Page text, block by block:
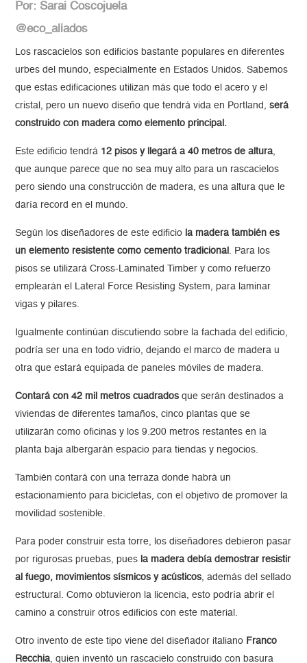
Por: Sarai Coscojuela
@eco_aliados
Los rascacielos son edificios bastante populares en diferentes
urbes del mundo, especialmente en Estados Unidos. Sabemos
que estas edificaciones utilizan más que todo el acero y el
cristal, pero un nuevo diseño que tendrá vida en Portland,será
construido con madera como elemento principal.
Este edificio tendrá 12 pisos y llegará a 40 metros de altura,
que aunque parece que no sea muy alto para un rascacielos
pero siendo una construcción de madera, es una altura que le
daría record en el mundo.
Según los diseñadores de este edificio la madera también es
un elemento resistente como cemento tradicional . Para los
pisos se utilizará Cross-Laminated Timber y como refuerzo
emplearán el Lateral Force Resisting System, para laminar
vigas y pilares.
Igualmente continúan discutiendo sobre la fachada del edificio,
podría ser una en todo vidrio, dejando el marco de madera u
otra que estará equipada de paneles móviles de madera.
Contará con 42 mil metros cuadrados que serán destinados a
viviendas de diferentes tamaños, cinco plantas que se
utilizarán como oficinas y los 9.200 metros restantes en la
planta baja albergarán espacio para tiendas y negocios.
También contará con una terraza donde habrá un
estacionamiento para bicicletas, con el objetivo de promover la
movilidad sostenible.
Para poder construir esta torre, los diseñadores debieron pasar
por rigurosas pruebas, pues la madera debía demostrar resistir
al fuego, movimientos sísmicos y acústicos, además del sellado
estructural. Como obtuvieron la licencia, esto podría abrir el
camino a construir otros edificios con este material.
Otro invento de este tipo viene del diseñador italiano Franco
Recchia, quien inventó un rascacielo construido con basura